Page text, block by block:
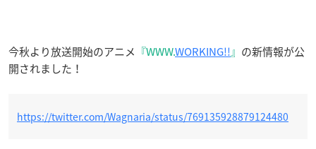
今秋より放送開始のアニメ 『WWW.WORKING!!』 の新情報が公
開されました！
https://twitter.com/Wagnaria/status/769135928879124480